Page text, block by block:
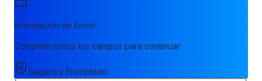
Informacion de Envio
Complete todos los campos para continuar
Seguro y Encriptado